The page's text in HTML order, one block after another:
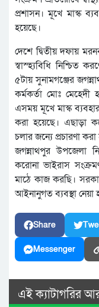
প্রশাসন। মূখে মাস্ক
হয়েছে।
দেশে দ্বিতীয় দফায়
স্বাস্হ্যবিধি নিশ্চিত
৫টায় সুনামগঞ্জের
কর্মকর্তা মোঃ মেহেদী
এসময় মূখে মাস্ক
করা হয়েছে। এছাড়া
চলার জন্যে প্রচারণা
জগন্নাথপুর উপজেলা
করোনা ভাইরাস
মাঠে কাজ করছি।
আইনানুগত ব্যবস্থা নেয়া
Share
Messenger
এই ক্যাটাগরির